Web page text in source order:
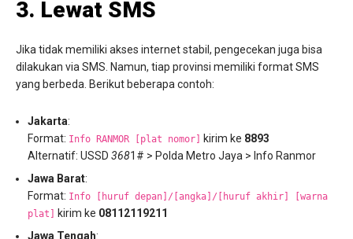
3. Lewat SMS
Jika tidak memiliki akses internet stabil, pengecekan juga bisa
dilakukan via SMS. Namun, tiap provinsi memiliki format SMS
yang berbeda. Berikut beberapa contoh:
Jakarta:
Format: Info RANMOR [plat nomor] kirim ke 8893
Alternatif: USSD 3681# > Polda Metro Jaya > Info Ranmor
Jawa Barat:
Format: Info [huruf depan]/[angka]/[huruf akhir] [warna
plat]
kirim ke 08112119211
Jawa Tengah: